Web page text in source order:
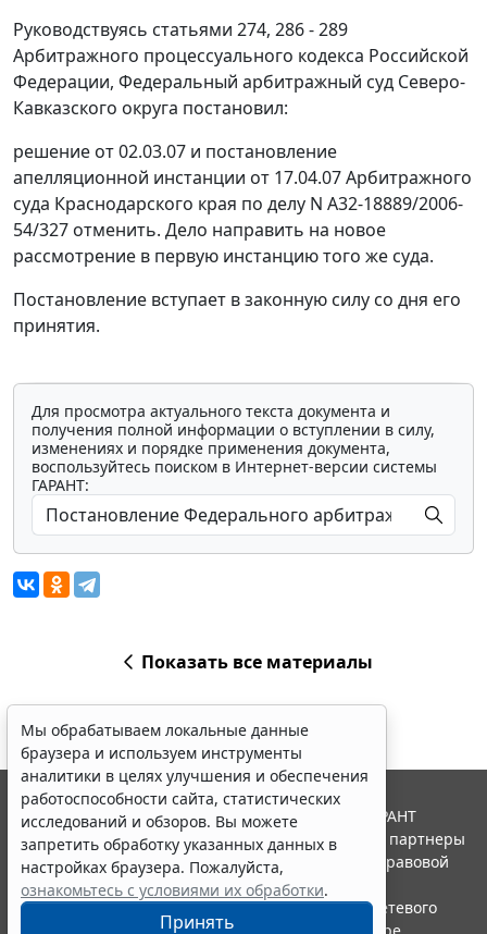
Руководствуясь статьями 274, 286 - 289
Арбитражного процессуального кодекса Российской
Федерации, Федеральный арбитражный суд Северо-
Кавказского округа постановил:
решение от 02.03.07 и постановление
апелляционной инстанции от 17.04.07 Арбитражного
суда Краснодарского края по делу N А32-18889/2006-
54/327 отменить. Дело направить на новое
рассмотрение в первую инстанцию того же суда.
Постановление вступает в законную силу со дня его
принятия.
Для просмотра актуального текста документа и
получения полной информации о вступлении в силу,
изменениях и порядке применения документа,
воспользуйтесь поиском в Интернет-версии системы
ГАРАНТ:
Показать все материалы
Мы обрабатываем локальные данные
браузера и используем инструменты
аналитики в целях улучшения и обеспечения
работоспособности сайта, статистических
исследований и обзоров. Вы можете
запретить обработку указанных данных в
настройках браузера. Пожалуйста,
ознакомьтесь с условиями их обработки.
Принять
© ООО "НПП "ГАРАНТ-СЕРВИС", 2026. Система ГАРАНТ
выпускается с 1990 года. Компания "Гарант" и ее партнеры
являются участниками Российской ассоциации правовой
информации ГАРАНТ.
Портал ГАРАНТ.РУ зарегистрирован в качестве сетевого